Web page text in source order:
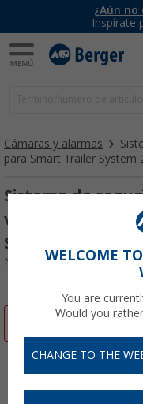
¿Aún no
Inspírate
Cámaras y alarmas
para Smart Trailer System
Sistema de
ventana para
Switch Sesor E-
Nº de artículo 341740
WELCOME
You are
Would you
CHANGE TO THE